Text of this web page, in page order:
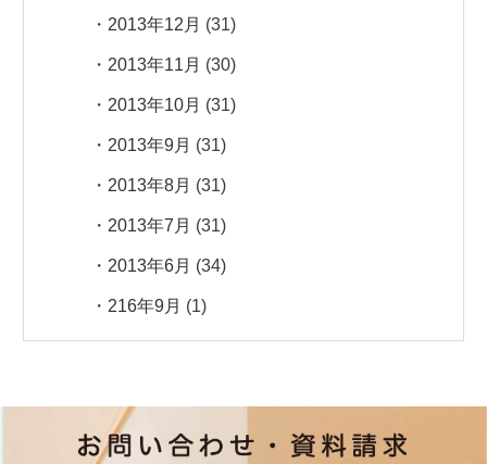
2013年12月 (31)
2013年11月 (30)
2013年10月 (31)
2013年9月 (31)
2013年8月 (31)
2013年7月 (31)
2013年6月 (34)
216年9月 (1)